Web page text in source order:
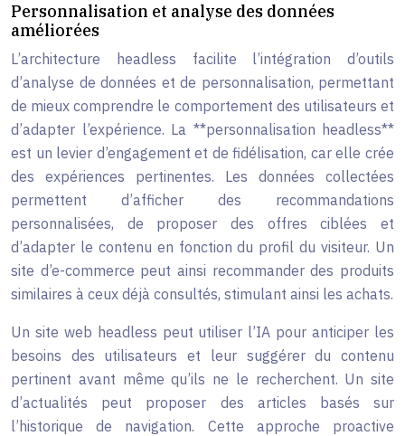
Personnalisation et analyse des données
améliorées
L’architecture headless facilite l’intégration d’outils
d’analyse de données et de personnalisation, permettant
de mieux comprendre le comportement des utilisateurs et
d’adapter l’expérience. La **personnalisation headless**
est un levier d’engagement et de fidélisation, car elle crée
des expériences pertinentes. Les données collectées
permettent d’afficher des recommandations
personnalisées, de proposer des offres ciblées et
d’adapter le contenu en fonction du profil du visiteur. Un
site d’e-commerce peut ainsi recommander des produits
similaires à ceux déjà consultés, stimulant ainsi les achats.
Un site web headless peut utiliser l’IA pour anticiper les
besoins des utilisateurs et leur suggérer du contenu
pertinent avant même qu’ils ne le recherchent. Un site
d’actualités peut proposer des articles basés sur
l’historique de navigation. Cette approche proactive